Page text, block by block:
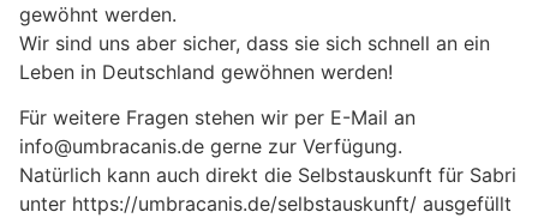
gewöhnt werden.
Wir sind uns aber sicher, dass sie sich schnell an ein
Leben in Deutschland gewöhnen werden!
Für weitere Fragen stehen wir per E-Mail an
info@umbracanis.de gerne zur Verfügung.
Natürlich kann auch direkt die Selbstauskunft für Sabri
unter https://umbracanis.de/selbstauskunft/ ausgefüllt